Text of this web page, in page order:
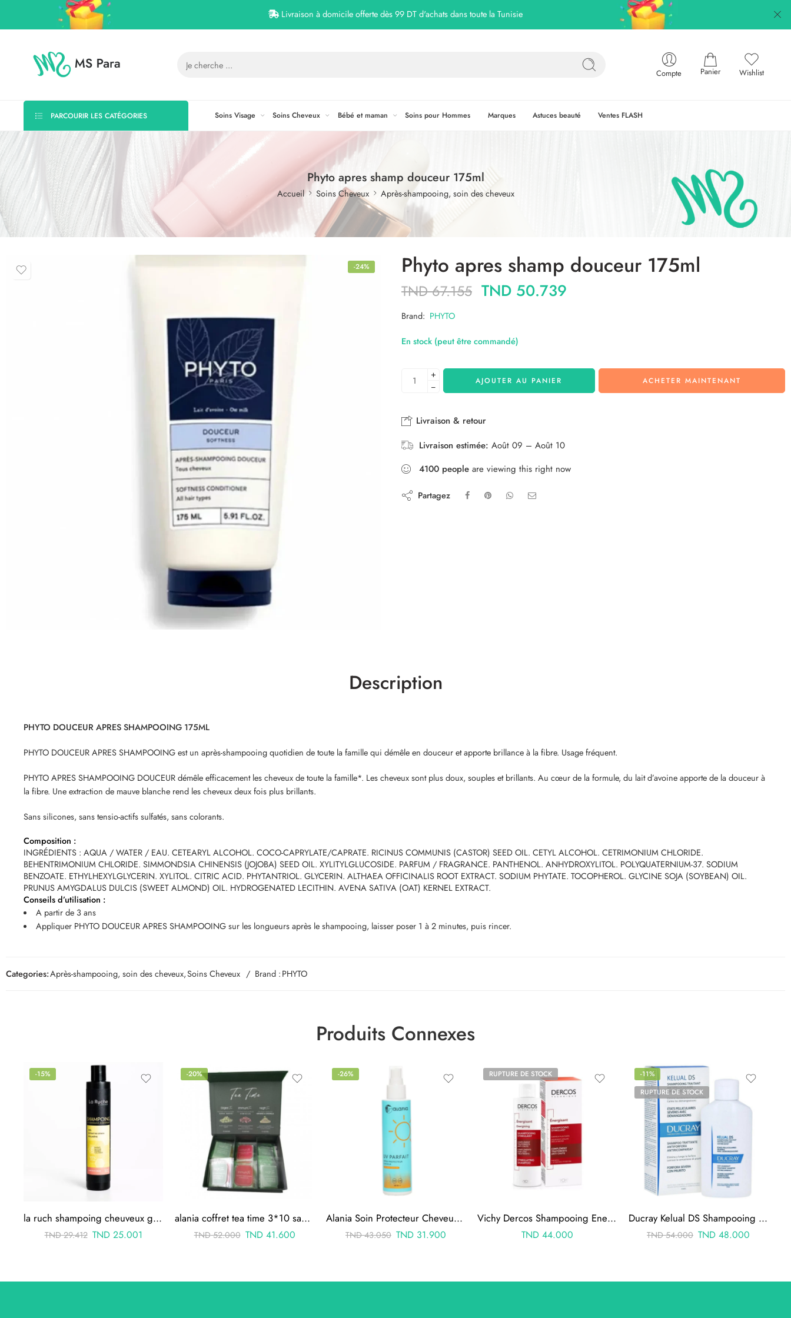
Livraison à domicile offerte dès 99 DT d'achats dans toute la Tunisie
Compte Panier Wishlist
PARCOURIR LES CATÉGORIES Soins Visage Soins Cheveux Bébé et maman Soins pour Hommes Marques Astuces beauté Ventes FLASH
Phyto apres shamp douceur 175ml
Accueil Soins Cheveux Après-shampooing, soin des cheveux
-24% Phyto apres shamp douceur 175ml
TND67.155 TND 50.739
Brand: PHYTO
En stock (peut être commandé)
+
−
AJOUTER AU PANIER ACHETER MAINTENANT
Livraison & retour
Livraison estimée: Août 09 – Août 10
4100 people are viewing this right now
Partagez
Description
PHYTO DOUCEUR APRES SHAMPOOING 175ML
PHYTO DOUCEUR APRES SHAMPOOING est un après-shampooing quotidien de toute la famille qui démêle en douceur et apporte brillance à la fibre. Usage fréquent.
PHYTO APRES SHAMPOOING DOUCEUR démêle efficacement les cheveux de toute la famille*. Les cheveux sont plus doux, souples et brillants. Au cœur de la formule, du lait d’avoine apporte de la douceur à
la fibre. Une extraction de mauve blanche rend les cheveux deux fois plus brillants.
Sans silicones, sans tensio-actifs sulfatés, sans colorants.
Composition :
INGRÉDIENTS : AQUA / WATER / EAU. CETEARYL ALCOHOL. COCO-CAPRYLATE/CAPRATE. RICINUS COMMUNIS (CASTOR) SEED OIL. CETYL ALCOHOL. CETRIMONIUM CHLORIDE.
BEHENTRIMONIUM CHLORIDE. SIMMONDSIA CHINENSIS (JOJOBA) SEED OIL. XYLITYLGLUCOSIDE. PARFUM / FRAGRANCE. PANTHENOL. ANHYDROXYLITOL. POLYQUATERNIUM-37. SODIUM
BENZOATE. ETHYLHEXYLGLYCERIN. XYLITOL. CITRIC ACID. PHYTANTRIOL. GLYCERIN. ALTHAEA OFFICINALIS ROOT EXTRACT. SODIUM PHYTATE. TOCOPHEROL. GLYCINE SOJA (SOYBEAN) OIL.
PRUNUS AMYGDALUS DULCIS (SWEET ALMOND) OIL. HYDROGENATED LECITHIN. AVENA SATIVA (OAT) KERNEL EXTRACT.
Conseils d’utilisation :
A partir de 3 ans
Appliquer PHYTO DOUCEUR APRES SHAMPOOING sur les longueurs après le shampooing, laisser poser 1 à 2 minutes, puis rincer.
Categories:Après-shampooing, soin des cheveux,Soins Cheveux Brand :PHYTO
Produits Connexes
-15%
la ruch shampoing cheuveux gras
TND29.412 TND25.001
-20%
alania coffret tea time 3*10 sachets
TND52.000 TND41.600
-26%
Alania Soin Protecteur Cheveux Spf30 Spray 150ml
TND43.050 TND 31.900
RUPTURE DE STOCK
Vichy Dercos Shampooing Energisant Anti Chute 200ml
TND44.000
-11%
RUPTURE DE STOCK
Ducray Kelual DS Shampooing Traitant Anti Pelliculaire 100ML
TND54.000 TND 48.000